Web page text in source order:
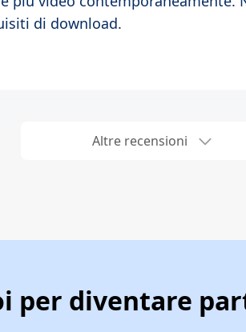
di download.
Altre recensioni
per diventare